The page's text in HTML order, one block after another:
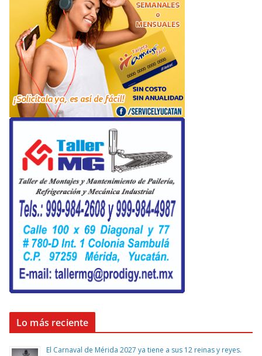
Lo más reciente
El Carnaval de Mérida 2027 ya tiene a sus 12 reinas y reyes.